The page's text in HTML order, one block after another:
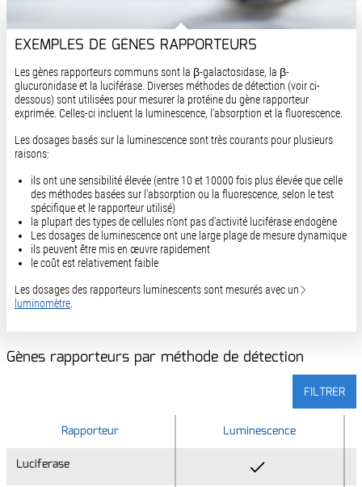
EXEMPLES DE GÈNES RAPPORTEURS
Les gènes rapporteurs communs sont la β-galactosidase, la β-
glucuronidase et la luciférase. Diverses méthodes de détection (voir ci-
dessous) sont utilisées pour mesurer la protéine du gène rapporteur
exprimée. Celles-ci incluent la luminescence, l'absorption et la fluorescence.
Les dosages basés sur la luminescence sont très courants pour plusieurs
raisons:
ils ont une sensibilité élevée (entre 10 et 10000 fois plus élevée que celle
des méthodes basées sur l'absorption ou la fluorescence, selon le test
spécifique et le rapporteur utilisé)
la plupart des types de cellules n'ont pas d'activité luciférase endogène
Les dosages de luminescence ont une large plage de mesure dynamique
ils peuvent être mis en œuvre rapidement
le coût est relativement faible
Les dosages des rapporteurs luminescents sont mesurés avec un
luminomètre.
Gènes rapporteurs par méthode de détection
FILTRER
Rapporteur
Luciferase
Rapporteur
Luminescence
Luciferase